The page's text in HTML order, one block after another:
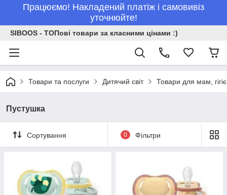
Працюємо! Накладений платіж і самовивіз
уточнюйте!
SIBOOS - ТОПові товари за класними цінами :)
Товари та послуги Дитячий світ Товари для мам,
Пустушка
Сортування 0 Фільтри